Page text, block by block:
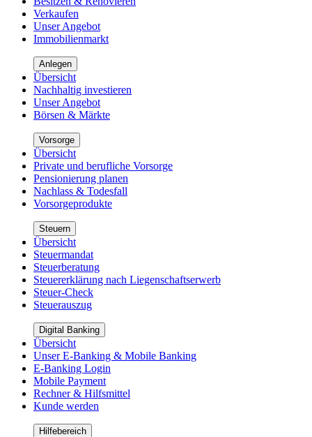
Verkaufen
Unser Angebot
Immobilienmarkt
Anlegen
Übersicht
Nachhaltig investieren
Unser Angebot
Börsen & Märkte
Vorsorge
Übersicht
Private und berufliche Vorsorge
Pensionierung planen
Nachlass & Todesfall
Vorsorgeprodukte
Steuern
Übersicht
Steuermandat
Steuerberatung
Steuererklärung nach Liegenschaftserwerb
Steuer-Check
Steuerauszug
Digital Banking
Übersicht
Unser E-Banking & Mobile Banking
E-Banking Login
Mobile Payment
Rechner & Hilfsmittel
Kunde werden
Hilfebereich